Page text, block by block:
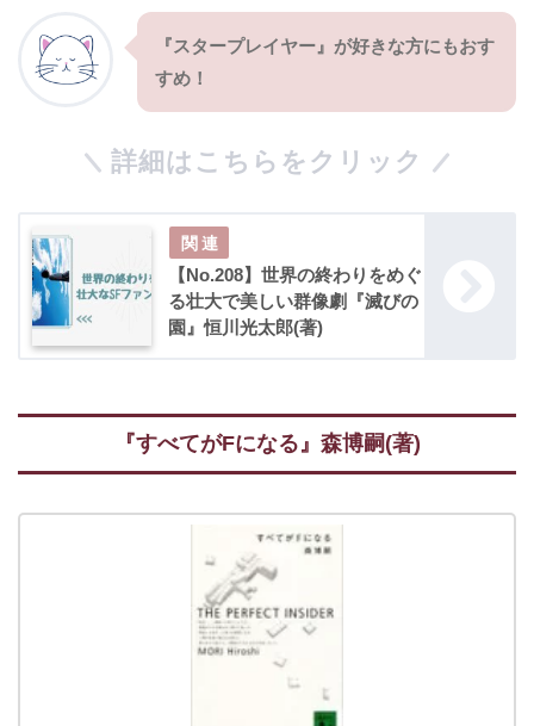
『スタープレイヤー』が好きな方にもおす
すめ！
詳細はこちらをクリック
【No.208】世界の終わりをめぐ
る壮大で美しい群像劇『滅びの
園』恒川光太郎(著)
『すべてがFになる』森博嗣(著)